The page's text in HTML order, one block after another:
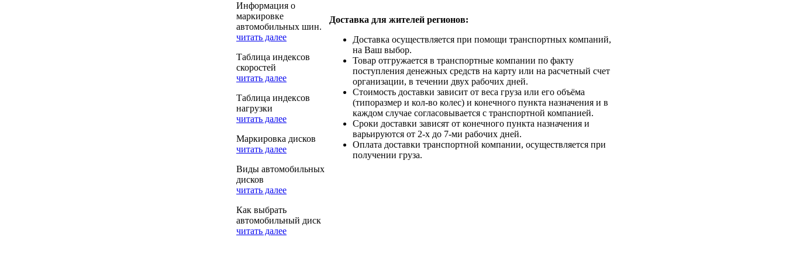
Информация о
маркировке
автомобильных шин.
читать далее
Таблица индексов
скоростей
читать далее
Таблица индексов
нагрузки
читать далее
Маркировка дисков
читать далее
Виды автомобильных
дисков
читать далее
Как выбрать
автомобильный диск
читать далее
Доставка для жителей регионов:
Доставка осуществляется при помощи транспортных компаний,
на Ваш выбор.
Товар отгружается в транспортные компании по факту
поступления денежных средств на карту или на расчетный счет
организации, в течении двух рабочих дней.
Стоимость доставки зависит от веса груза или его объёма
(типоразмер и кол-во колес) и конечного пункта назначения и в
каждом случае согласовывается с транспортной компанией.
Сроки доставки зависят от конечного пункта назначения и
варьируются от 2-х до 7-ми рабочих дней.
Оплата доставки транспортной компании, осуществляется при
получении груза.